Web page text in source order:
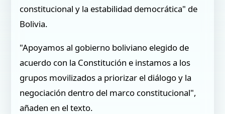
constitucional y la estabilidad democrática" de
Bolivia.
"Apoyamos al gobierno boliviano elegido de
acuerdo con la Constitución e instamos a los
grupos movilizados a priorizar el diálogo y la
negociación dentro del marco constitucional",
añaden en el texto.